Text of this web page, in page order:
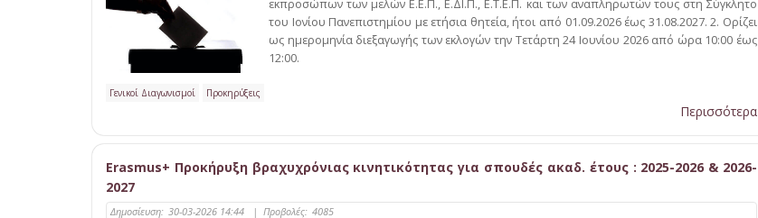
εκπροσώπων των μελών Ε.Ε.Π., Ε.ΔΙ.Π., Ε.Τ.Ε.Π. και των αναπληρωτών τους στη Σύγκλητο
του Ιονίου Πανεπιστημίου με ετήσια θητεία, ήτοι από 01.09.2026 έως 31.08.2027. 2. Ορίζει
ως ημερομηνία διεξαγωγής των εκλογών την Τετάρτη 24 Ιουνίου 2026 από ώρα 10:00 έως
12:00.
Γενικοί Διαγωνισμοί Προκηρύξεις
Περισσότερα
Erasmus+ Προκήρυξη βραχυχρόνιας κινητικότητας για σπουδές ακαδ. έτους : 2025-2026 & 2026-
2027
Δημοσίευση: 30-03-2026 14:44 | Προβολές: 4085